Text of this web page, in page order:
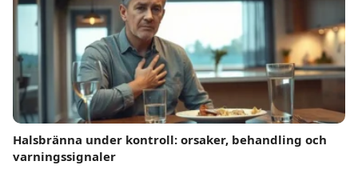
Halsbränna under kontroll: orsaker, behandling och
varningssignaler